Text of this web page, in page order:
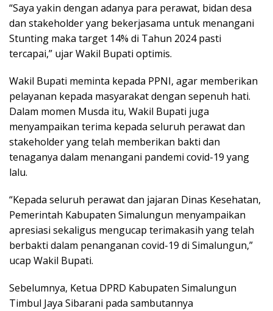
“Saya yakin dengan adanya para perawat, bidan desa
dan stakeholder yang bekerjasama untuk menangani
Stunting maka target 14% di Tahun 2024 pasti
tercapai,” ujar Wakil Bupati optimis.
Wakil Bupati meminta kepada PPNI, agar memberikan
pelayanan kepada masyarakat dengan sepenuh hati.
Dalam momen Musda itu, Wakil Bupati juga
menyampaikan terima kepada seluruh perawat dan
stakeholder yang telah memberikan bakti dan
tenaganya dalam menangani pandemi covid-19 yang
lalu.
“Kepada seluruh perawat dan jajaran Dinas Kesehatan,
Pemerintah Kabupaten Simalungun menyampaikan
apresiasi sekaligus mengucap terimakasih yang telah
berbakti dalam penanganan covid-19 di Simalungun,”
ucap Wakil Bupati.
Sebelumnya, Ketua DPRD Kabupaten Simalungun
Timbul Jaya Sibarani pada sambutannya